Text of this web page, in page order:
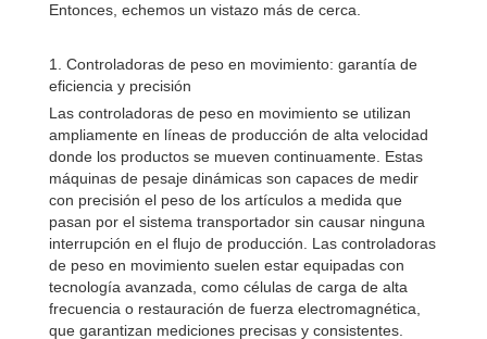
Entonces, echemos un vistazo más de cerca.
1. Controladoras de peso en movimiento: garantía de
eficiencia y precisión
Las controladoras de peso en movimiento se utilizan
ampliamente en líneas de producción de alta velocidad
donde los productos se mueven continuamente. Estas
máquinas de pesaje dinámicas son capaces de medir
con precisión el peso de los artículos a medida que
pasan por el sistema transportador sin causar ninguna
interrupción en el flujo de producción. Las controladoras
de peso en movimiento suelen estar equipadas con
tecnología avanzada, como células de carga de alta
frecuencia o restauración de fuerza electromagnética,
que garantizan mediciones precisas y consistentes.